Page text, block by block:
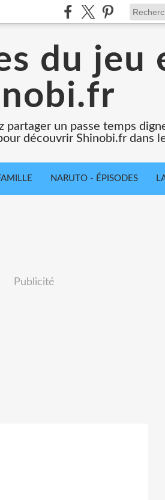
du jeu
partager un passe temps
découvrir Shinobi.fr dans
NARUTO - ÉPISODES
Publicité